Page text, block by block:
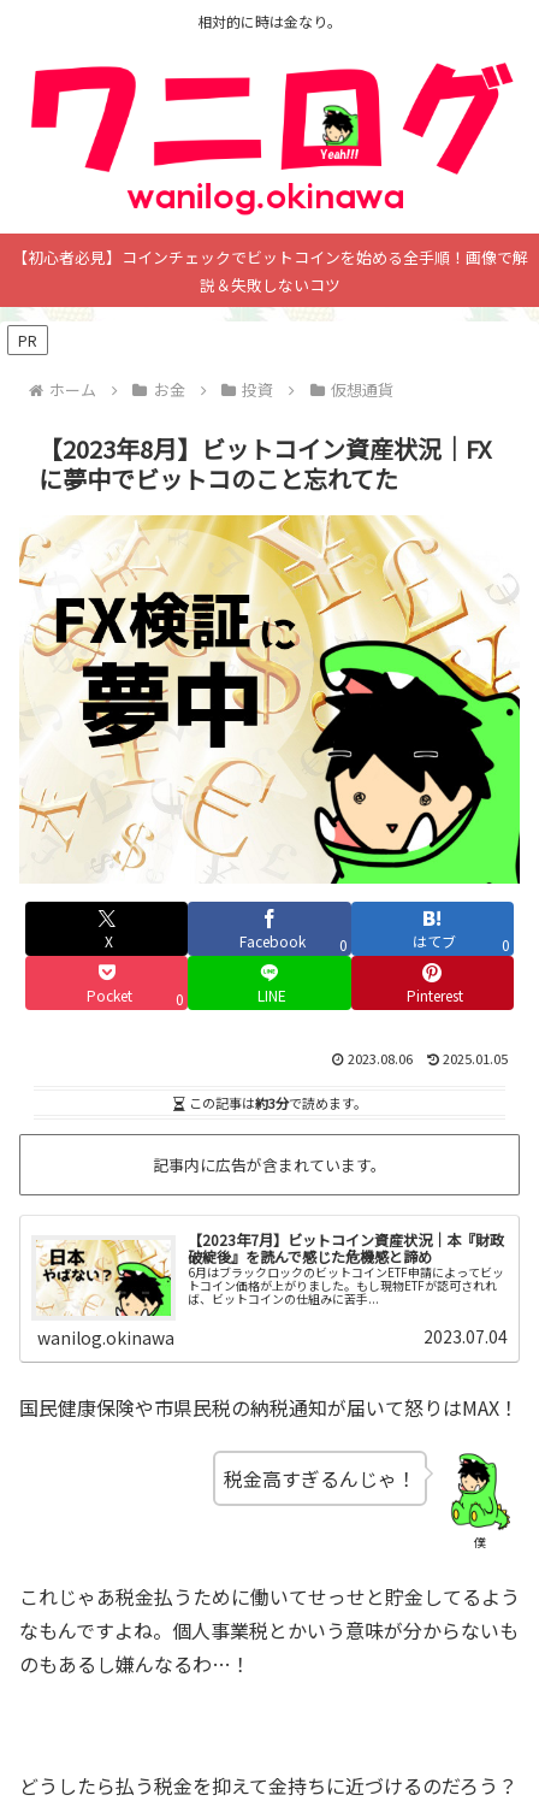
相対的に時は金なり。
【初心者必見】コインチェックでビットコインを始める全手順！画像で解
説＆失敗しないコツ
PR
ホーム お金 投資 仮想通貨
【2023年8月】ビットコイン資産状況｜FX
に夢中でビットコのこと忘れてた
X Facebook 0 はてブ 0
Pocket 0 LINE Pinterest
2023.08.06 2025.01.05
この記事は約3分で読めます。
記事内に広告が含まれています。
【2023年7月】ビットコイン資産状況｜本『財政
破綻後』を読んで感じた危機感と諦め
6月はブラックロックのビットコインETF申請によってビッ
トコイン価格が上がりました。もし現物ETFが認可されれ
ば、ビットコインの仕組みに苦手...
wanilog.okinawa 2023.07.04
国民健康保険や市県民税の納税通知が届いて怒りはMAX！
僕
税金高すぎるんじゃ！
これじゃあ税金払うために働いてせっせと貯金してるよう
なもんですよね。個人事業税とかいう意味が分からないも
のもあるし嫌んなるわ…！
どうしたら払う税金を抑えて金持ちに近づけるのだろう？